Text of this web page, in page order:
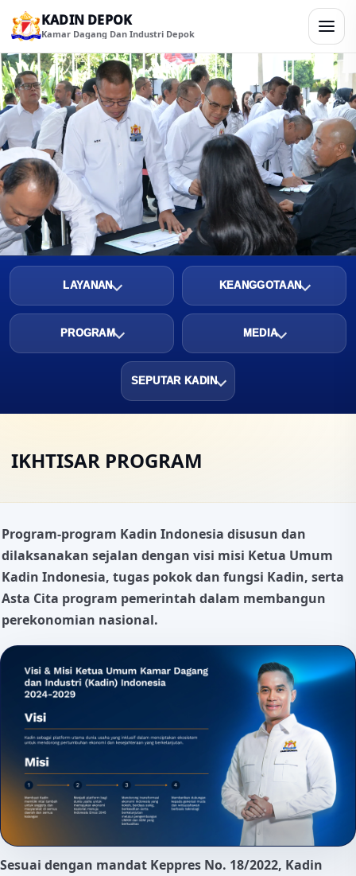
KADIN DEPOK
Kamar Dagang Dan Industri Depok
LAYANAN KEANGGOTAAN
PROGRAM MEDIA
SEPUTAR KADIN
IKHTISAR PROGRAM
Program-program Kadin Indonesia disusun dan
dilaksanakan sejalan dengan visi misi Ketua Umum
Kadin Indonesia, tugas pokok dan fungsi Kadin, serta
Asta Cita program pemerintah dalam membangun
perekonomian nasional.
Sesuai dengan mandat Keppres No. 18/2022, Kadin